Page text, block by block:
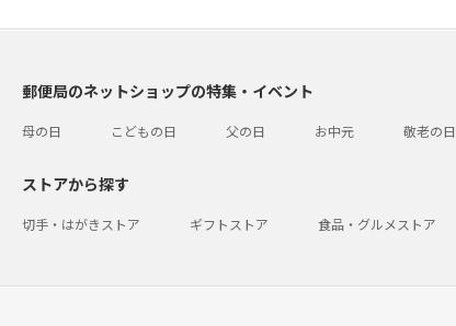
郵便局のネットショップの特集・イベント
母の日 こどもの日 父の日 お中元 敬老の日
ストアから探す
切手・はがきストア ギフトストア 食品・グルメストア